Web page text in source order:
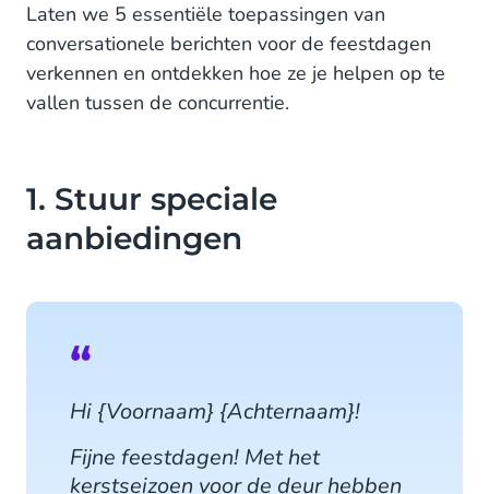
Laten we 5 essentiële toepassingen van
conversationele berichten voor de feestdagen
verkennen en ontdekken hoe ze je helpen op te
vallen tussen de concurrentie.
1. Stuur speciale
aanbiedingen
Hi {Voornaam} {Achternaam}!
Fijne feestdagen! Met het
kerstseizoen voor de deur hebben